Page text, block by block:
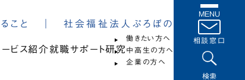
きること ｜ 社会福祉法人ぷろぼの
ビス紹介就職サポート研究
働きたい方へ
中高生の方へ
企業の方へ
MENU
相談窓口
検索